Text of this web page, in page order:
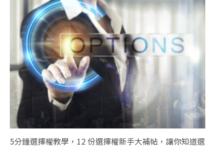
5分鐘選擇權教學，12 份選擇權新手大補帖，讓你知道選